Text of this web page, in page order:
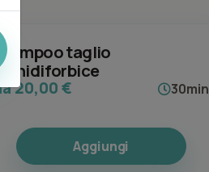
shampoo taglio
20,00 € 30min
Aggiungi